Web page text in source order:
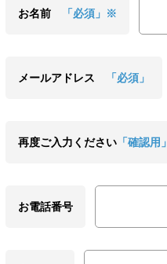
お名前 「必須」※
メールアドレス 「必須」
再度ご入力ください 「確認用」
お電話番号